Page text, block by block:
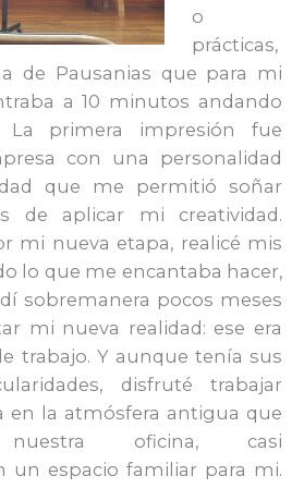
o
prácticas,
de Pausanias que para mi
a 10 minutos andando
La primera impresión fue
con una personalidad
que me permitió soñar
de aplicar mi creatividad.
mi nueva etapa, realicé mis
lo que me encantaba hacer,
sobremanera pocos meses
mi nueva realidad: ese era
trabajo. Y aunque tenía sus
disfruté trabajar
en la atmósfera antigua que
nuestra oficina, casi
un espacio familiar para mi.